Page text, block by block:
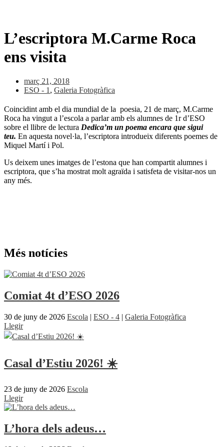
L’escriptora M.Carme Roca
ens visita
març 21, 2018
ESO - 1 , Galeria Fotogràfica
Coincidint amb el dia mundial de la poesia, 21 de març, M.Carme
Roca ha vingut a l’escola a parlar amb els alumnes de 1r d’ESO
sobre el llibre de lectura Dedica’m un poema encara que sigui
teu. En aquesta novel·la, l’escriptora introdueix diferents poemes de
Miquel Martí i Pol.
Us deixem unes imatges de l’estona que han compartit alumnes i
escriptora, que s’ha mostrat molt agraïda i satisfeta de visitar-nos un
any més.
Més notícies
Comiat 4t d’ESO 2026
30 de juny de 2026 Escola | ESO - 4 | Galeria Fotogràfica
Llegir
Casal d’Estiu 2026! ☀️
23 de juny de 2026 Escola
Llegir
L’hora dels adeus…